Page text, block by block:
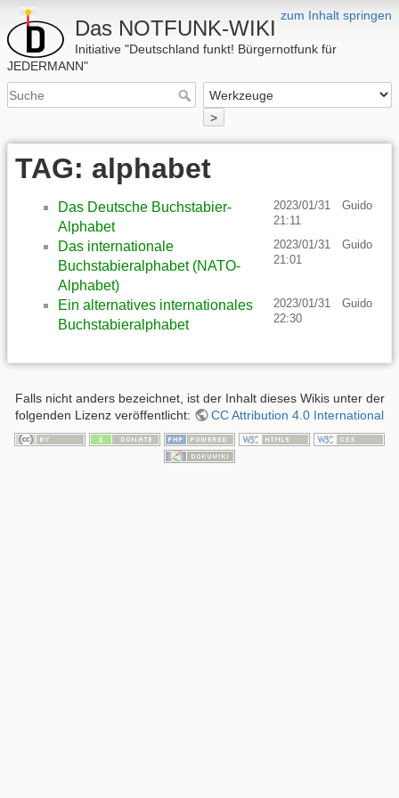
zum Inhalt springen
Das NOTFUNK-WIKI
Initiative "Deutschland funkt! Bürgernotfunk für
JEDERMANN"
>
TAG: alphabet
Das Deutsche Buchstabier-
Alphabet
2023/01/31
21:11
Guido
Das internationale
Buchstabieralphabet (NATO-
Alphabet)
2023/01/31
21:01
Guido
Ein alternatives internationales
Buchstabieralphabet
2023/01/31
22:30
Guido
Falls nicht anders bezeichnet, ist der Inhalt dieses Wikis unter der
folgenden Lizenz veröffentlicht:
CC Attribution 4.0 International